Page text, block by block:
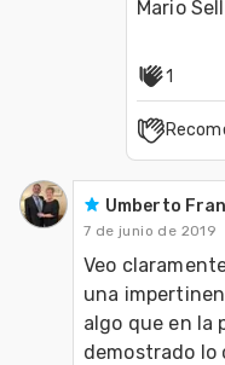
Mario
1
Umberto
7 de junio de 2019
Veo
una
algo que en la
demostrado lo